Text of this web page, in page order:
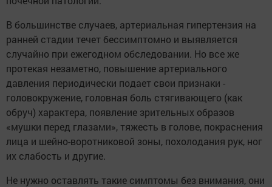
В большинстве случаев, артериальная гипертензия на
ранней стадии течет бессимптомно и выявляется
случайно при ежегодном обследовании. Но все же
протекая незаметно, повышение артериального
давления периодически подает свои признаки -
головокружение, головная боль стягивающего (как
обруч) характера, появление зрительных образов
«мушки перед глазами», тяжесть в голове, покраснения
лица и шейно-воротниковой зоны, похолодания рук, ног
их слабость и другие.
Не нужно оставлять такие симптомы без внимания, они